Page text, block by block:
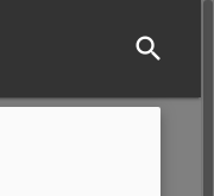
search